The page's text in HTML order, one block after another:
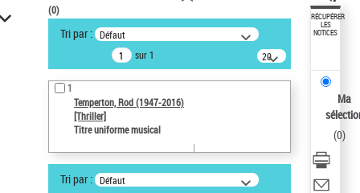
VOTRE RECHERCHE
Recherche avancée dans les
notices d’autorité
Œuvres liées à l'auteur :
Temperton, Rod (1947-2016)
Type de notice d'autorité
(0)
Tri par : Défaut
sur 1
20
résultats/page
1
Temperton, Rod (1947-2016)
[Thriller]
Titre uniforme musical
Tri par : Défaut
RÉCUPÉRER
LES
NOTICES
Ma
(0)